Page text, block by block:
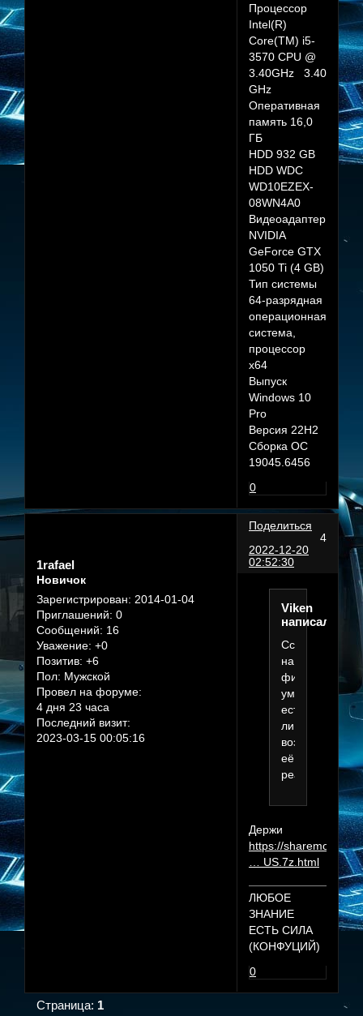
Процессор
Intel(R)
Core(TM) i5-
3570 CPU @
3.40GHz 3.40
GHz
Оперативная
память 16,0
ГБ
HDD 932 GB
HDD WDC
WD10EZEX-
08WN4A0
Видеоадаптер
NVIDIA
GeForce GTX
1050 Ti (4 GB)
Тип системы
64-разрядная
операционная
система,
процессор
x64
Выпуск
Windows 10
Pro
Версия 22H2
Сборка ОС
19045.6456
0
Поделиться
4
2022-12-20
02:52:30
1rafael
Новичок
Зарегистрирован: 2014-01-04
Приглашений: 0
Сообщений: 16
Уважение: +0
Позитив: +6
Пол: Мужской
Провел на форуме:
4 дня 23 часа
Последний визит:
2023-03-15 00:05:16
Viken
написал(а):
Ссылка
на
фикс
умерла,
есть
ли
возможность
еë
Держи
https://
… US.7z.html
ЛЮБОЕ
ЗНАНИЕ
ЕСТЬ СИЛА
(КОНФУЦИЙ)
0
Страница: 1